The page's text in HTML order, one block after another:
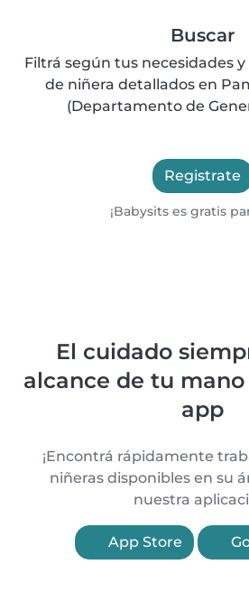
Buscar
Filtrá según tus necesidades
de niñera detallados en
(Departamento de
Registrate
¡Babysits es gratis
El cuidado
alcance de tu
app
¡Encontrá rápidamente
niñeras disponibles en su
nuestra
App Store